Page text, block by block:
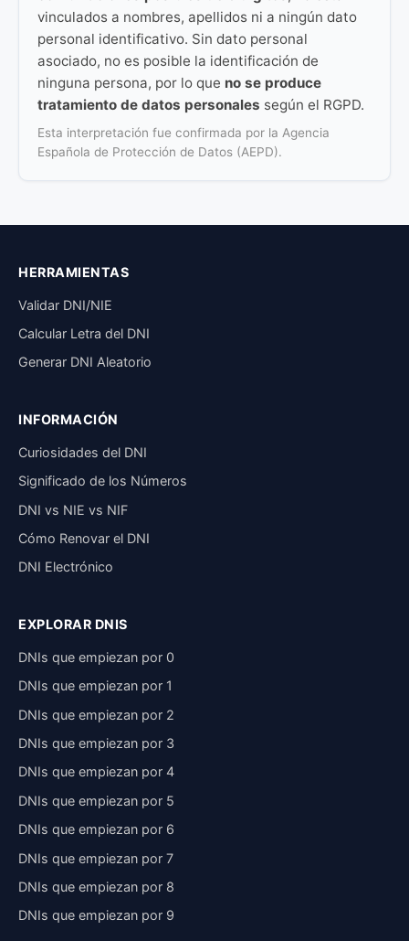
vinculados a nombres, apellidos ni a ningún dato
personal identificativo. Sin dato personal
asociado, no es posible la identificación de
ninguna persona, por lo que no se produce
tratamiento de datos personales según el RGPD.
Esta interpretación fue confirmada por la Agencia
Española de Protección de Datos (AEPD).
HERRAMIENTAS
Validar DNI/NIE
Calcular Letra del DNI
Generar DNI Aleatorio
INFORMACIÓN
Curiosidades del DNI
Significado de los Números
DNI vs NIE vs NIF
Cómo Renovar el DNI
DNI Electrónico
EXPLORAR DNIS
DNIs que empiezan por 0
DNIs que empiezan por 1
DNIs que empiezan por 2
DNIs que empiezan por 3
DNIs que empiezan por 4
DNIs que empiezan por 5
DNIs que empiezan por 6
DNIs que empiezan por 7
DNIs que empiezan por 8
DNIs que empiezan por 9